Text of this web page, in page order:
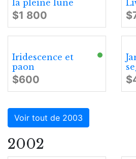
la pleine lune
$1 800
Iridescence et
paon
$600
Voir tout de 2003
2002